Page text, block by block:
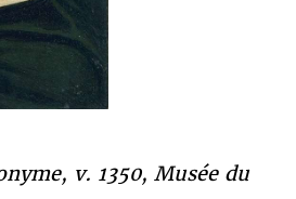
v. 1350, Musée du